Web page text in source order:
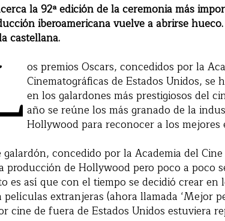
la 92ª edición de la ceremonia más
iberoamericana vuelve a abrirse
castellana.
os premios Oscars, concedidos por la
Cinematográficas de Estados Unidos,
en los galardones más prestigiosos del
año se reúne los más granado de la
Hollywood para reconocer a los mejores
galardón, concedido por la Academia del
producción de Hollywood pero poco a poco
es así que con el tiempo se decidió crear
películas extranjeras (ahora llamada ‘Mejor
cine de fuera de Estados Unidos estuviera